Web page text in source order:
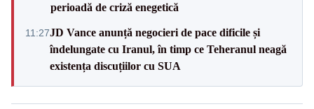
perioadă de criză enegetică
11:27JD Vance anunță negocieri de pace dificile și
îndelungate cu Iranul, în timp ce Teheranul neagă
existența discuțiilor cu SUA